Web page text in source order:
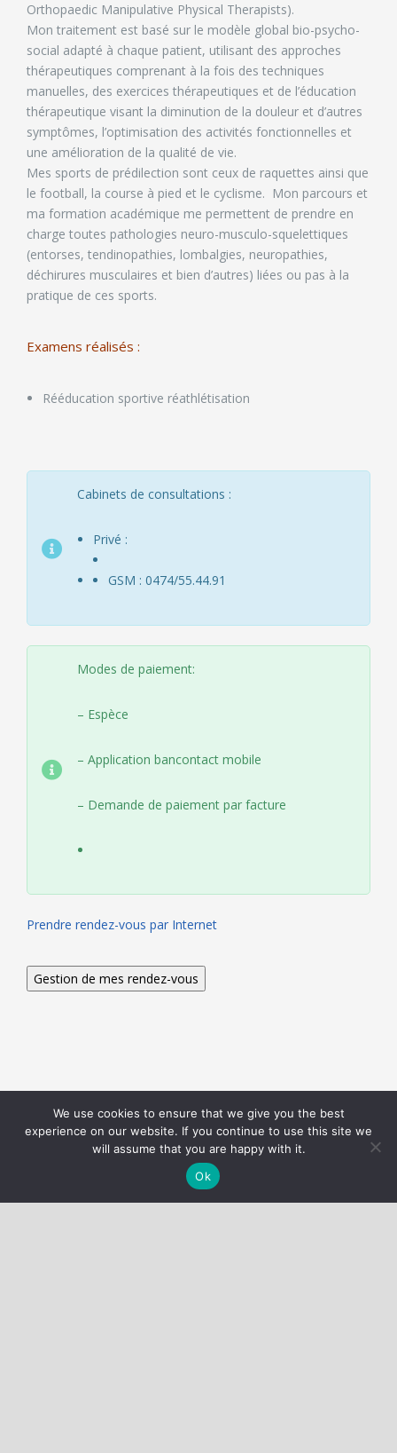
Orthopaedic Manipulative Physical Therapists).
Mon traitement est basé sur le modèle global bio-psycho-
social adapté à chaque patient, utilisant des approches
thérapeutiques comprenant à la fois des techniques
manuelles, des exercices thérapeutiques et de l’éducation
thérapeutique visant la diminution de la douleur et d’autres
symptômes, l’optimisation des activités fonctionnelles et
une amélioration de la qualité de vie.
Mes sports de prédilection sont ceux de raquettes ainsi que
le football, la course à pied et le cyclisme. Mon parcours et
ma formation académique me permettent de prendre en
charge toutes pathologies neuro-musculo-squelettiques
(entorses, tendinopathies, lombalgies, neuropathies,
déchirures musculaires et bien d’autres) liées ou pas à la
pratique de ces sports.
Examens réalisés :
Rééducation sportive réathlétisation
Cabinets de consultations :
Privé :
GSM : 0474/55.44.91
Modes de paiement:
– Espèce
– Application bancontact mobile
– Demande de paiement par facture
Prendre rendez-vous par Internet
Nous utilisons des cookies pour vous garantir la meilleure
expérience sur notre site web.
Réglages des cookies
J'accepte
We use cookies to ensure that we give you the best
experience on our website. If you continue to use this site we
will assume that you are happy with it.
Ok